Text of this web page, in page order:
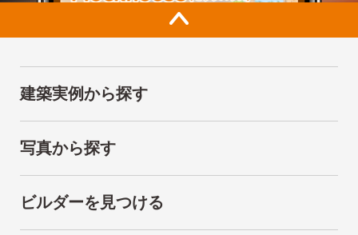
建築実例から探す
写真から探す
ビルダーを見つける